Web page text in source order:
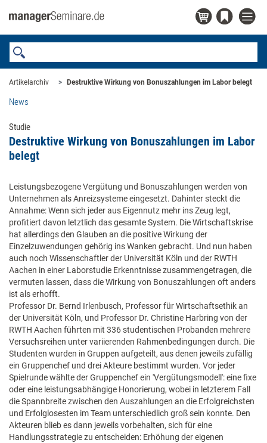
Artikelarchiv Destruktive Wirkung von Bonuszahlungen im Labor belegt
News
Studie
Destruktive Wirkung von Bonuszahlungen im Labor
belegt
Leistungsbezogene Vergütung und Bonuszahlungen werden von
Unternehmen als Anreizsysteme eingesetzt. Dahinter steckt die
Annahme: Wenn sich jeder aus Eigennutz mehr ins Zeug legt,
profitiert davon letztlich das gesamte System. Die Wirtschaftskrise
hat allerdings den Glauben an die positive Wirkung der
Einzelzuwendungen gehörig ins Wanken gebracht. Und nun haben
auch noch Wissenschaftler der Universität Köln und der RWTH
Aachen in einer Laborstudie Erkenntnisse zusammengetragen, die
vermuten lassen, dass die Wirkung von Bonuszahlungen oft anders
ist als erhofft.
Professor Dr. Bernd Irlenbusch, Professor für Wirtschaftsethik an
der Universität Köln, und Professor Dr. Christine Harbring von der
RWTH Aachen führten mit 336 studentischen Probanden mehrere
Versuchsreihen unter variierenden Rahmenbedingungen durch. Die
Studenten wurden in Gruppen aufgeteilt, aus denen jeweils zufällig
ein Gruppenchef und drei Akteure bestimmt wurden. Vor jeder
Spielrunde wählte der Gruppenchef ein 'Vergütungsmodell': eine fixe
oder eine leistungsabhängige Honorierung, wobei in letzterem Fall
die Spannbreite zwischen den Auszahlungen an die Erfolgreichsten
und Erfolglosesten im Team unterschiedlich groß sein konnte. Den
Akteuren blieb es dann jeweils vorbehalten, sich für eine
Handlungsstrategie zu entscheiden: Erhöhung der eigenen